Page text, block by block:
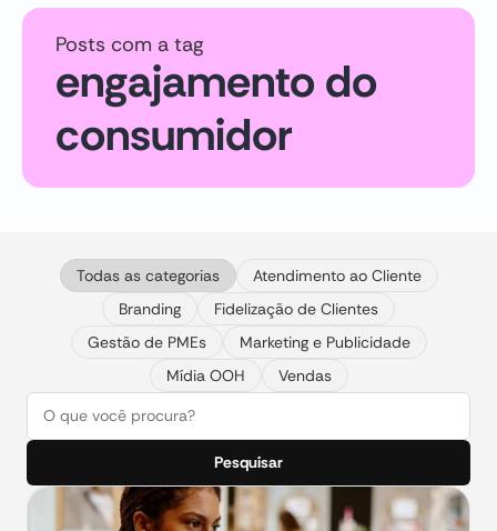
Posts com a tag
engajamento do
consumidor
Todas as categorias
Atendimento ao Cliente
Branding
Fidelização de Clientes
Gestão de PMEs
Marketing e Publicidade
Mídia OOH
Vendas
Pesquisar